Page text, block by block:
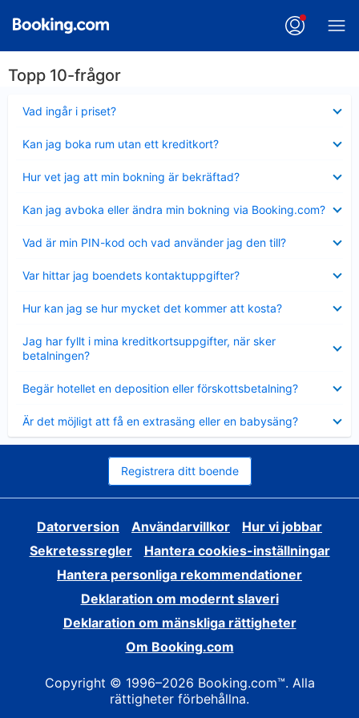
Topp 10-frågor
Vad ingår i priset?
mindre
Kan jag boka rum utan ett kreditkort?
mindre
Hur vet jag att min bokning är bekräftad?
mindre
Kan jag avboka eller ändra min bokning via Booking.com?
mindre
Vad är min PIN-kod och vad använder jag den till?
mindre
Var hittar jag boendets kontaktuppgifter?
mindre
Hur kan jag se hur mycket det kommer att kosta?
mindre
Jag har fyllt i mina kreditkortsuppgifter, när sker
betalningen?
mindre
Begär hotellet en deposition eller förskottsbetalning?
mindre
Är det möjligt att få en extrasäng eller en babysäng?
mindre
Registrera ditt boende
Datorversion Användarvillkor
Hur vi jobbar
Sekretessregler
Hantera cookies-inställningar
Hantera personliga rekommendationer
Deklaration om modernt slaveri
Deklaration om mänskliga rättigheter
Om Booking.com
Copyright © 1996–2026 Booking.com™. Alla
rättigheter förbehållna.